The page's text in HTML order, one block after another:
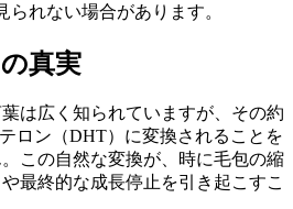
られない場合があります。
真実
は広く知られていますが、その約
ロン（DHT）に変換されることを
この自然な変換が、時に毛包の縮
最終的な成長停止を引き起こすこ